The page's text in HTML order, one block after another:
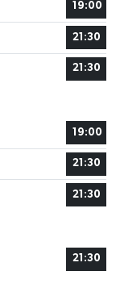
19:00
21:30
21:30
19:00
21:30
21:30
21:30